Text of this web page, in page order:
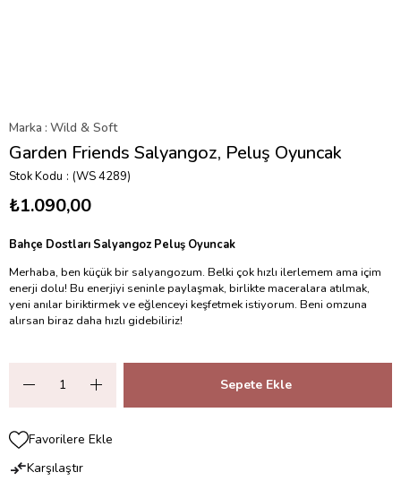
Marka : Wild & Soft
Garden Friends Salyangoz, Peluş Oyuncak
Stok Kodu (WS 4289)
₺1.090,00
Bahçe Dostları Salyangoz Peluş Oyuncak
Merhaba, ben küçük bir salyangozum. Belki çok hızlı ilerlemem ama içim
enerji dolu! Bu enerjiyi seninle paylaşmak, birlikte maceralara atılmak,
yeni anılar biriktirmek ve eğlenceyi keşfetmek istiyorum. Beni omzuna
alırsan biraz daha hızlı gidebiliriz!
Favorilere Ekle
Karşılaştır